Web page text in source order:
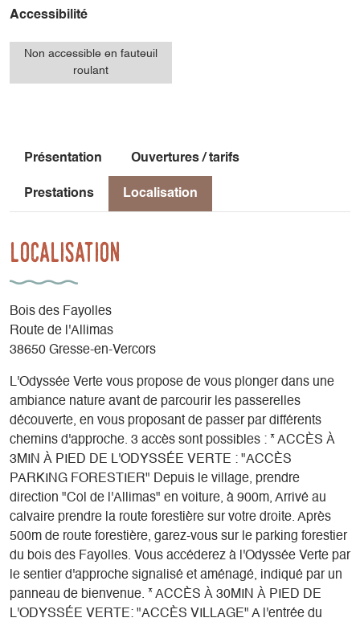
Accessibilité
Non accessible en fauteuil
roulant
Présentation Ouvertures / tarifs
Prestations Localisation
Localisation
Bois des Fayolles
Route de l'Allimas
38650 Gresse-en-Vercors
L'Odyssée Verte vous propose de vous plonger dans une
ambiance nature avant de parcourir les passerelles
découverte, en vous proposant de passer par différents
chemins d'approche. 3 accès sont possibles : * ACCÈS À
3MIN À PIED DE L'ODYSSÉE VERTE : "ACCÈS
PARKING FORESTIER" Depuis le village, prendre
direction "Col de l'Allimas" en voiture, à 900m, Arrivé au
calvaire prendre la route forestière sur votre droite. Après
500m de route forestière, garez-vous sur le parking forestier
du bois des Fayolles. Vous accéderez à l'Odyssée Verte par
le sentier d'approche signalisé et aménagé, indiqué par un
panneau de bienvenue. * ACCÈS À 30MIN À PIED DE
L'ODYSSÉE VERTE: "ACCÈS VILLAGE" A l'entrée du